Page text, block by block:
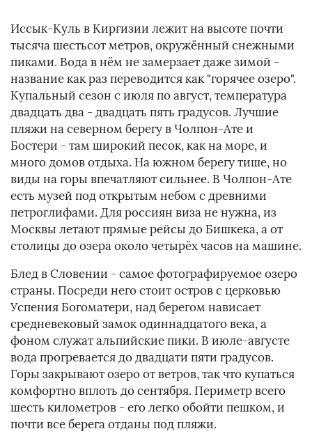
Иссык-Куль в Киргизии лежит на высоте почти
тысяча шестьсот метров, окружённый снежными
пиками. Вода в нём не замерзает даже зимой -
название как раз переводится как "горячее озеро".
Купальный сезон с июля по август, температура
двадцать два - двадцать пять градусов. Лучшие
пляжи на северном берегу в Чолпон-Ате и
Бостери - там широкий песок, как на море, и
много домов отдыха. На южном берегу тише, но
виды на горы впечатляют сильнее. В Чолпон-Ате
есть музей под открытым небом с древними
петроглифами. Для россиян виза не нужна, из
Москвы летают прямые рейсы до Бишкека, а от
столицы до озера около четырёх часов на машине.
Блед в Словении - самое фотографируемое озеро
страны. Посреди него стоит остров с церковью
Успения Богоматери, над берегом нависает
средневековый замок одиннадцатого века, а
фоном служат альпийские пики. В июле-августе
вода прогревается до двадцати пяти градусов.
Горы закрывают озеро от ветров, так что купаться
комфортно вплоть до сентября. Периметр всего
шесть километров - его легко обойти пешком, и
почти все берега отданы под пляжи.